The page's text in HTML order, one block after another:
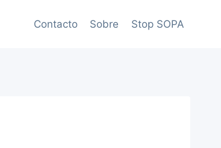
Contacto Sobre Stop SOPA